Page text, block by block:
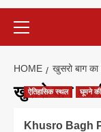
Menu
HOME खुसरो बाग
खुसरो बाग का
ऐतिहासिक स्थल घूमने
Khusro Bagh